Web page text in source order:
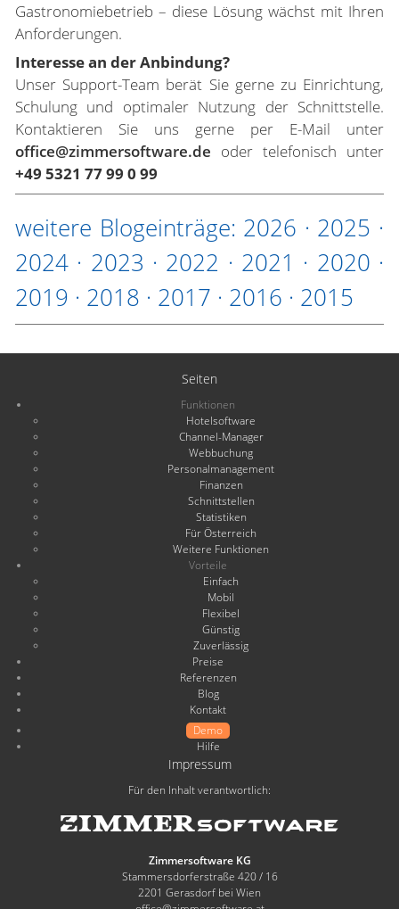
Gastronomiebetrieb – diese Lösung wächst mit Ihren
Anforderungen.
Interesse an der Anbindung?
Unser Support-Team berät Sie gerne zu Einrichtung,
Schulung und optimaler Nutzung der Schnittstelle.
Kontaktieren Sie uns gerne per E-Mail unter
office@zimmersoftware.de oder telefonisch unter
+49 5321 77 99 0 99
weitere Blogeinträge: 2026 · 2025 ·
2024 · 2023 · 2022 · 2021 · 2020 ·
2019 · 2018 · 2017 · 2016 · 2015
Seiten
Funktionen
Hotelsoftware
Channel-Manager
Webbuchung
Personalmanagement
Finanzen
Schnittstellen
Statistiken
Für Österreich
Weitere Funktionen
Vorteile
Einfach
Mobil
Flexibel
Günstig
Zuverlässig
Preise
Referenzen
Blog
Kontakt
Demo
Hilfe
Impressum
Für den Inhalt verantwortlich:
Zimmersoftware KG
Stammersdorferstraße 420 / 16
2201 Gerasdorf bei Wien